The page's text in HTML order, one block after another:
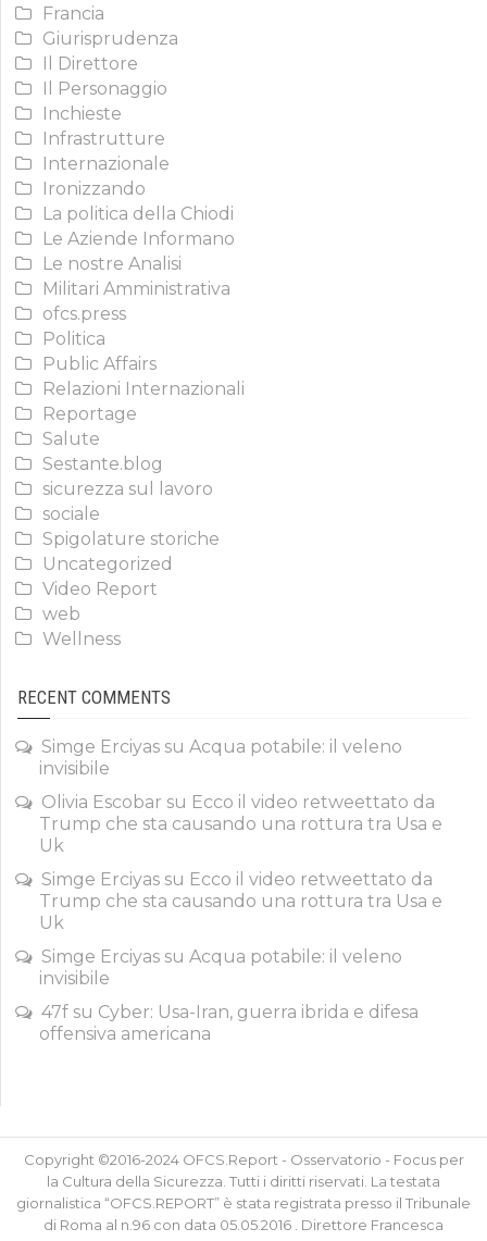
Francia
Giurisprudenza
Il Direttore
Il Personaggio
Inchieste
Infrastrutture
Internazionale
Ironizzando
La politica della Chiodi
Le Aziende Informano
Le nostre Analisi
Militari Amministrativa
ofcs.press
Politica
Public Affairs
Relazioni Internazionali
Reportage
Salute
Sestante.blog
sicurezza sul lavoro
sociale
Spigolature storiche
Uncategorized
Video Report
web
Wellness
RECENT COMMENTS
Simge Erciyas su Acqua potabile: il veleno
invisibile
Olivia Escobar su Ecco il video retweettato da
Trump che sta causando una rottura tra Usa e
Uk
Simge Erciyas su Ecco il video retweettato da
Trump che sta causando una rottura tra Usa e
Uk
Simge Erciyas su Acqua potabile: il veleno
invisibile
47f su Cyber: Usa-Iran, guerra ibrida e difesa
offensiva americana
Copyright ©2016-2024 OFCS.Report - Osservatorio - Focus per
la Cultura della Sicurezza. Tutti i diritti riservati. La testata
giornalistica “OFCS.REPORT” è stata registrata presso il Tribunale
di Roma al n.96 con data 05.05.2016 . Direttore Francesca